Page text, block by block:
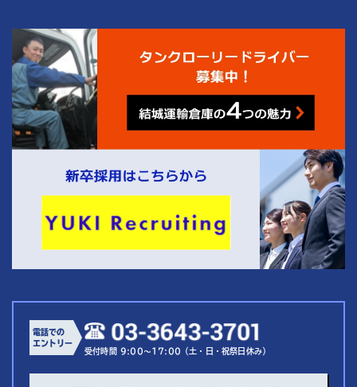
結城運輸倉庫の4
電話での
エントリー
受付時間 9:00～17:00（土・日・祝祭日休み）